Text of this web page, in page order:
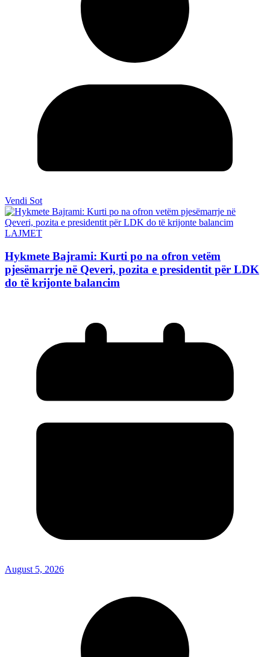
Vendi Sot
LAJMET
Hykmete Bajrami: Kurti po na ofron vetëm
pjesëmarrje në Qeveri, pozita e presidentit për LDK
do të krijonte balancim
August 5, 2026